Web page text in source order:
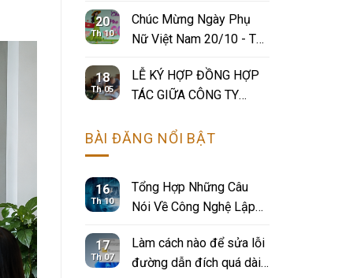
20
Th 10
Chúc Mừng Ngày Phụ
Nữ Việt Nam 20/10 - Tôn
Tuyệt Vời Của Đất Việt
18
Th 05
LỄ KÝ HỢP ĐỒNG HỢP
TÁC GIỮA CÔNG TY
VÀ CÔNG TY TNHH
BÀI ĐĂNG NỔI BẬT
16
Th 10
Tổng Hợp Những Câu
Nói Về Công Nghệ Lập
Hay Nhất
17
Th 07
Làm cách nào để sửa lỗi
đường dẫn đích quá dài